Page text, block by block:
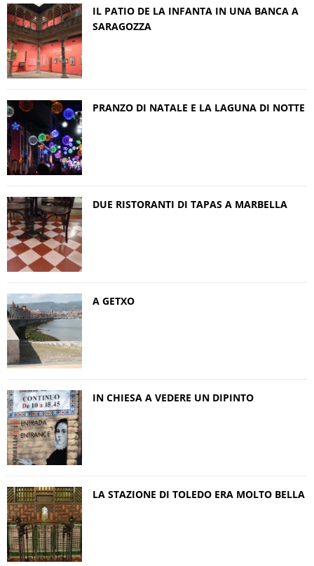
IL PATIO DE LA INFANTA IN UNA BANCA A
SARAGOZZA
PRANZO DI NATALE E LA LAGUNA DI NOTTE
DUE RISTORANTI DI TAPAS A MARBELLA
A GETXO
IN CHIESA A VEDERE UN DIPINTO
LA STAZIONE DI TOLEDO ERA MOLTO BELLA